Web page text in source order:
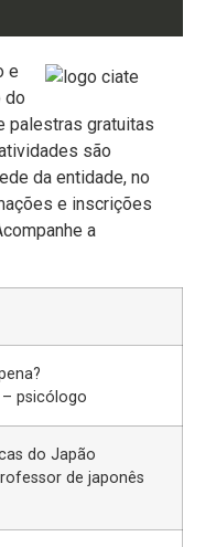
e
do
palestras gratuitas
são
da entidade, no
e inscrições
a
psicólogo
do Japão
de japonês